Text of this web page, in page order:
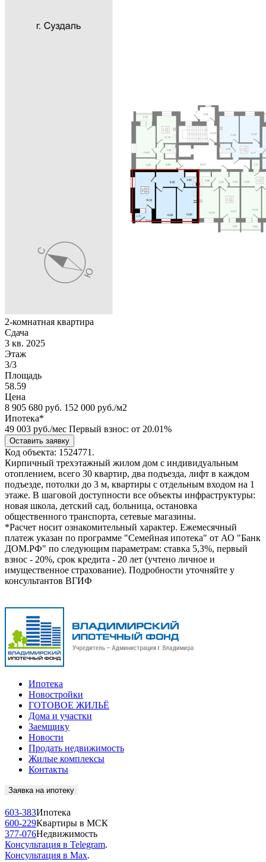
2-комнатная квартира
Сдача
3 кв. 2025
Этаж
3/3
Площадь
58.59
Цена
8 905 680 руб. 152 000 руб./м2
Ипотека*
49 003 руб./мес Первый взнос: от 20.01%
Оставить заявку
Код объекта: 1524771.
Кирпичный трехэтажный жилом дом с индивидуальным
отоплением, всего 30 квартир, два подъезда, лифт в каждом
подъезде, потолки до 3 м, квартиры с отдельным входом на 1
этаже. В шаговой доступности все объекты инфраструктуры:
новая школа, детский сад, больница, остановка
общественного транспорта, сетевые магазины.
*Расчет носит ознакомительный характер. Ежемесячный
платеж указан по программе "Семейная ипотека" от АО "Банк
ДОМ.РФ" по следующим параметрам: ставка 5,3%, первый
взнос - 20%, срок кредита - 20 лет (учтено личное и
имущественное страхование). Подробности уточняйте у
консультантов ВГИФ
Ипотека
Новостройки
ГОТОВОЕ ЖИЛЬЁ
Дома и участки
Заемщику
Новости
Продать недвижимость
Жилые комплексы
Контакты
Заявка на ипотеку
603-383Ипотека
600-229Квартиры в МСК
377-076Недвижимость
Консультация в Telegram.
Консультация в Max.